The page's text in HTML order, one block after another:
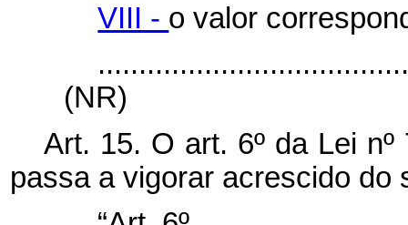
VIII - o valor
(NR)
Art. 15. O art. 6º da Lei
passa a vigorar acrescido do